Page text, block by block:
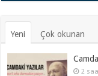
Yeni Çok okunan
2